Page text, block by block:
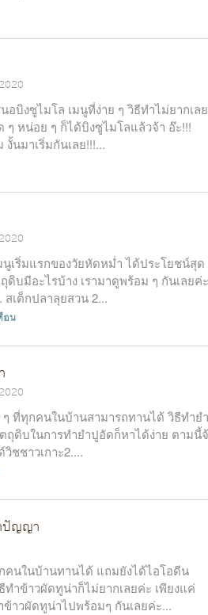
อบิงซูไมโล เมนูที่ง่าย ๆ วิธีทำไม่ยากเลย
หน่อย ๆ ก็ได้บิงซูไมโลแล้วจ้า อ๊ะ!!!
นมาเริ่มกันเลย!!!...
เริ่มแรกของวัยหัดหม่ำ ได้ประโยชน์สุด
บมีอะไรบ้าง เรามาดูพร้อม ๆ กันเลยค่ะ
เต็กปลาลุยสวน 2...
อน
ที่ทุกคนในบ้านสามารถทานได้ วิธีทำย
ถุดิบในการทำยำปูอัดก็หาได้ง่าย ตามนี้
ชชาวเกาะ2....
ปัญญา
นในบ้านทานได้ แถมยังได้ไอโอดีน
ำข้าวผัดทูน่าก็ไม่ยากเลยค่ะ เพียงแค่
าวผัดทูน่าไปพร้อมๆ กันเลยค่ะ...